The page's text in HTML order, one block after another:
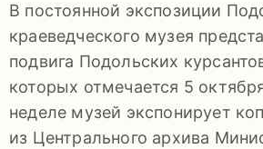
(4967)
55-
92-
34
pdls_mukpmuzey@mosreg.ru
В постоянной экспозиции
краеведческого музея
подвига Подольских
которых отмечается 5
неделе музей экспонирует
из Центрального архива